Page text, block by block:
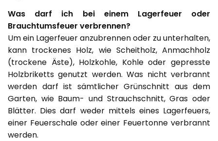
Was darf ich bei einem Lagerfeuer oder
Brauchtumsfeuer verbrennen?
Um ein Lagerfeuer anzubrennen oder zu unterhalten,
kann trockenes Holz, wie Scheitholz, Anmachholz
(trockene Äste), Holzkohle, Kohle oder gepresste
Holzbriketts genutzt werden. Was nicht verbrannt
werden darf ist sämtlicher Grünschnitt aus dem
Garten, wie Baum- und Strauchschnitt, Gras oder
Blätter. Dies darf weder mittels eines Lagerfeuers,
einer Feuerschale oder einer Feuertonne verbrannt
werden.